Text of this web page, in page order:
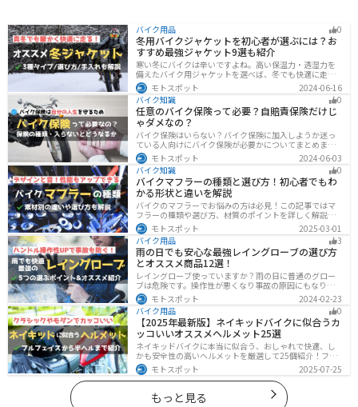
バイク用品 0
冬用バイクジャケットを初心者が選ぶには？お
すすめ最強ジャケット9選も紹介
寒い冬にバイクは辛いですよね。高い保温力・透湿力を
備えたバイク用ジャケットを選べば、冬でも快適に走る
ことができます！さらに電熱ジャケットであれば、どん
な過酷な環境でも全く寒さを感じずバイクに乗れます。
正しい装備を揃えて今年の冬も乗り切りましょう！
モトスポット
2024-06-16
バイク知識
0
任意のバイク保険って必要？自賠責保険だけじ
ゃダメなの？
バイク保険はいらない？バイク保険に加入しようか迷っ
ている人向けにバイク保険が必要かについてまとめまし
た。自賠責保険と任意保険の違いについても解説したの
で、バイク保険を検討している人は参考にしてくださ
い。
モトスポット
2024-06-03
バイク知識
0
バイクマフラーの種類と選び方！初心者でもわ
かる形状と違いを解説
バイクのマフラーでお悩みの方は必見！この記事ではマ
フラーの種類や選び方、材質のポイントを詳しく解説し
ています。実は初めてのカスタマイズには、先端だけ変
えられるスリップオンマフラーがおすすめです。記事を
読めば、理想のサウンドと走りを手に入れられます。
モトスポット
2025-03-01
バイク用品
3
雨の日でも安心な最強レイングローブの選び方
とオススメ商品12選！
レイングローブ使っていますか？雨の日に普通のグロー
ブは危険です。操作性が悪くなり事故の原因にもなりま
す。安全と快適に運転するためにもしっかりとしたレイ
ングローブを準備しておきましょう。この記事ではレイ
ングローブの選び方とオススメを紹介します。
モトスポット
2024-02-23
バイク用品
0
【2025年最新版】ネイキッドバイクに似合うカ
ッコいいオススメヘルメット25選
ネイキッドバイクに本当に似合う、おしゃれで快適、し
かも安全性の高いヘルメットを厳選して25個紹介！フル
フェイス・ジェット・システムなどタイプ別に特徴や選
び方も徹底解説。街乗りやツーリング、初心者からベテ
ランまで満足できるモデルを集めました。
モトスポット 2025-07-25
もっと見る